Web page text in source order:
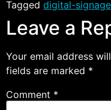
Tagged digital-signage
Leave a
Your email address
fields are marked *
Comment *